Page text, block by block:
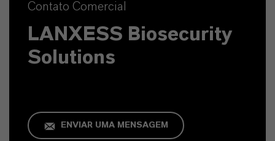
Contato Comercial
LANXESS Biosecurity
Solutions
ENVIAR UMA MENSAGEM